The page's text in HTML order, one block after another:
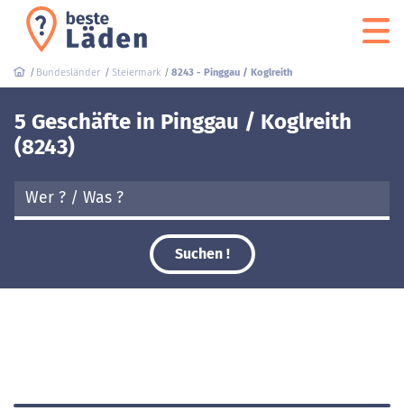
Bundesländer Steiermark 8243 - Pinggau / Koglreith
5 Geschäfte in Pinggau / Koglreith
(8243)
Suchen !